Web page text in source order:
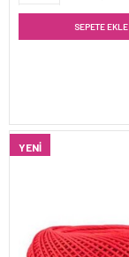
SEPETE EKLE
YENI